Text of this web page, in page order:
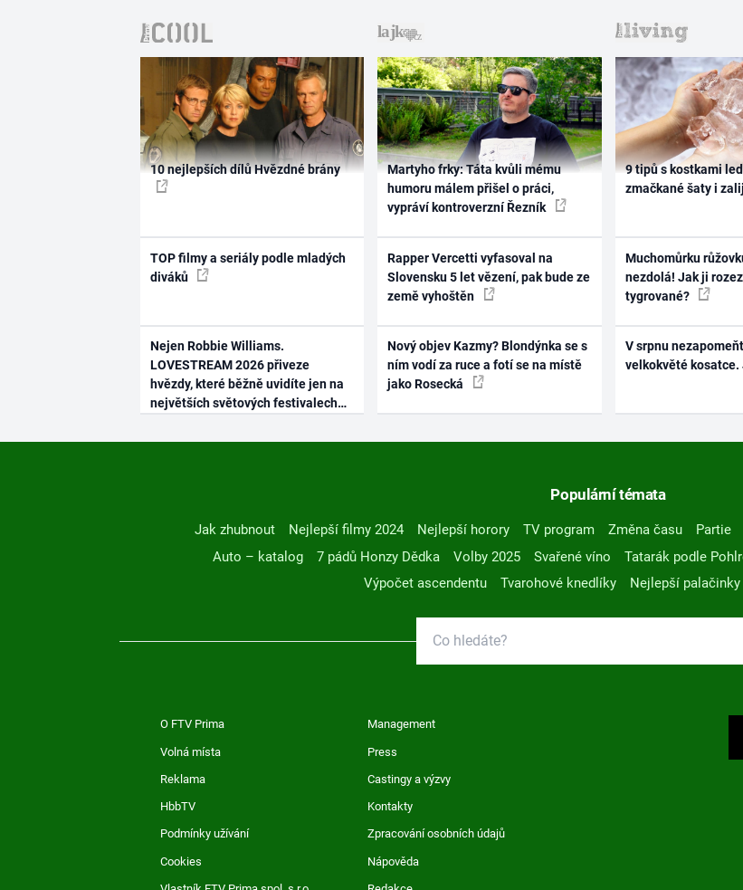
10 nejlepších dílů Hvězdné brány
TOP filmy a seriály podle mladých
diváků
Nejen Robbie Williams.
LOVESTREAM 2026 přiveze
hvězdy, které běžně uvidíte jen na
největších světových festivalech
Martyho frky: Táta kvůli mému
humoru málem přišel o práci,
vypráví kontroverzní Řezník
Rapper Vercetti vyfasoval na
Slovensku 5 let vězení, pak bude ze
země vyhoštěn
Nový objev Kazmy? Blondýnka se s
ním vodí za ruce a fotí se na místě
jako Rosecká
9 tipů s kostkami
zmačkané šaty i
Muchomůrku
nezdolá! Jak ji
tygrované?
V srpnu
velkokvěté kosatce.
Populární témata
Jak zhubnout Nejlepší filmy 2024 Nejlepší horory TV program Změna času Partie
Auto – katalog
7 pádů Honzy Dědka Volby 2025 Svařené víno Tatarák podle
Výpočet ascendentu
Tvarohové knedlíky Nejlepší palačinky
O FTV Prima Management
Volná místa Press
Reklama Castingy a výzvy
HbbTV Kontakty
Podmínky užívání Zpracování osobních údajů
Cookies Nápověda